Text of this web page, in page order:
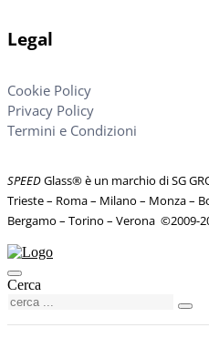
Legal
Cookie Policy
Privacy Policy
Termini e Condizioni
SPEEDGlass® è un marchio di SG
Trieste – Roma – Milano – Monza –
Bergamo – Torino – Verona ©2009-
Cerca